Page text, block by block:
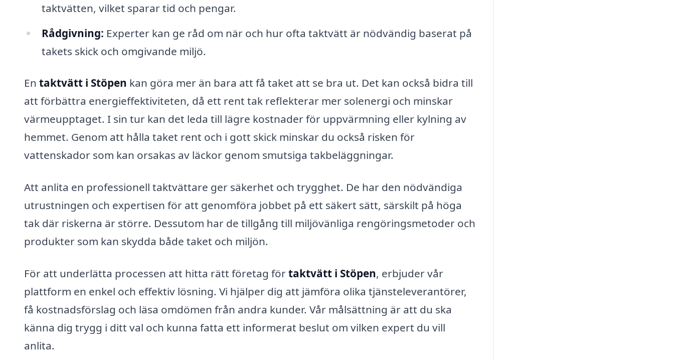
taktvätten, vilket sparar tid och pengar.
Rådgivning: Experter kan ge råd om när och hur ofta taktvätt är nödvändig baserat på
takets skick och omgivande miljö.
En taktvätt i Stöpen kan göra mer än bara att få taket att se bra ut. Det kan också bidra till
att förbättra energieffektiviteten, då ett rent tak reflekterar mer solenergi och minskar
värmeupptaget. I sin tur kan det leda till lägre kostnader för uppvärmning eller kylning av
hemmet. Genom att hålla taket rent och i gott skick minskar du också risken för
vattenskador som kan orsakas av läckor genom smutsiga takbeläggningar.
Att anlita en professionell taktvättare ger säkerhet och trygghet. De har den nödvändiga
utrustningen och expertisen för att genomföra jobbet på ett säkert sätt, särskilt på höga
tak där riskerna är större. Dessutom har de tillgång till miljövänliga rengöringsmetoder och
produkter som kan skydda både taket och miljön.
För att underlätta processen att hitta rätt företag förtaktvätt i Stöpen, erbjuder vår
plattform en enkel och effektiv lösning. Vi hjälper dig att jämföra olika tjänsteleverantörer,
få kostnadsförslag och läsa omdömen från andra kunder. Vår målsättning är att du ska
känna dig trygg i ditt val och kunna fatta ett informerat beslut om vilken expert du vill
anlita.